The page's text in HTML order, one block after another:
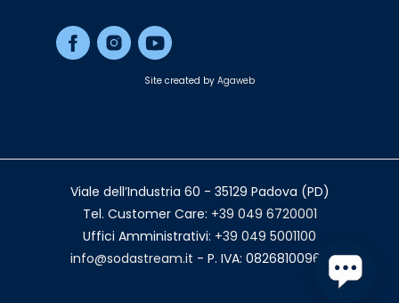
Site created by Agaweb
Viale dell’Industria 60 - 35129 Padova (PD)
Tel. Customer Care: +39 049 6720001
Uffici Amministrativi: +39 049 5001100
info@sodastream.it - P. IVA: 08268100966